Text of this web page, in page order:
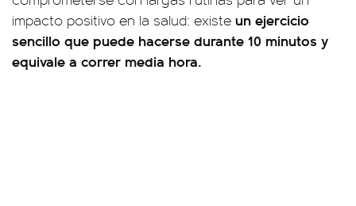
impacto positivo en la salud: existe un ejercicio
sencillo que puede hacerse durante 10 minutos y
equivale a correr media hora.